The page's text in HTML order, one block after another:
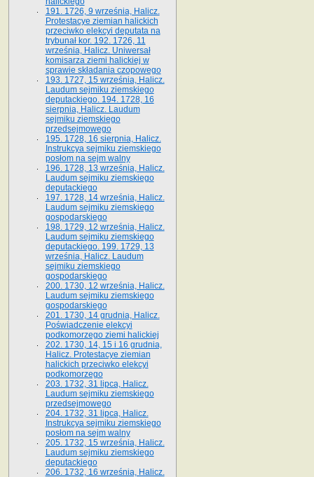
191. 1726, 9 września, Halicz.
Protestacye ziemian halickich
przeciwko elekcyi deputata na
trybunał kor. 192. 1726, 11
września, Halicz. Uniwersał
komisarza ziemi halickiej w
sprawie składania czopowego
193. 1727, 15 września, Halicz.
Laudum sejmiku ziemskiego
deputackiego. 194. 1728, 16
sierpnia, Halicz. Laudum
sejmiku ziemskiego
przedsejmowego
195. 1728, 16 sierpnia, Halicz.
Instrukcya sejmiku ziemskiego
posłom na sejm walny
196. 1728, 13 września, Halicz.
Laudum sejmiku ziemskiego
deputackiego
197. 1728, 14 września, Halicz.
Laudum sejmiku ziemskiego
gospodarskiego
198. 1729, 12 września, Halicz.
Laudum sejmiku ziemskiego
deputackiego. 199. 1729, 13
września, Halicz. Laudum
sejmiku ziemskiego
gospodarskiego
200. 1730, 12 września, Halicz.
Laudum sejmiku ziemskiego
gospodarskiego
201. 1730, 14 grudnia, Halicz.
Poświadczenie elekcyi
podkomorzego ziemi halickiej
202. 1730, 14, 15 i 16 grudnia,
Halicz. Protestacye ziemian
halickich przeciwko elekcyi
podkomorzego
203. 1732, 31 lipca, Halicz.
Laudum sejmiku ziemskiego
przedsejmowego
204. 1732, 31 lipca, Halicz.
Instrukcya sejmiku ziemskiego
posłom na sejm walny
205. 1732, 15 września, Halicz.
Laudum sejmiku ziemskiego
deputackiego
206. 1732, 16 września, Halicz.